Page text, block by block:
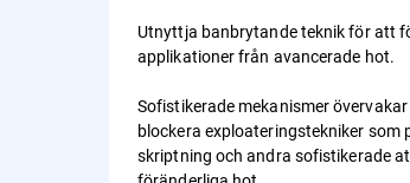
Utnyttja banbrytande teknik för att
applikationer från avancerade hot.
Sofistikerade mekanismer
blockera exploateringstekniker som
skriptning och andra sofistikerade